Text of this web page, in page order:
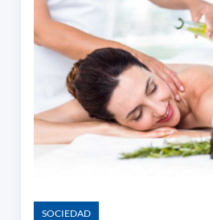
SOCIEDAD